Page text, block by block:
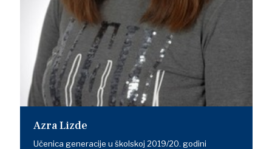
Azra Lizde
Učenica generacije u školskoj 2019/20. godini